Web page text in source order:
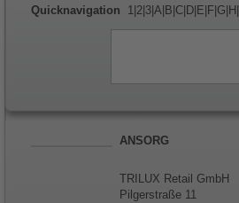
Quicknavigation 1 2 3 A B C D E F G H
ANSORG
TRILUX Retail GmbH
Pilgerstraße 11